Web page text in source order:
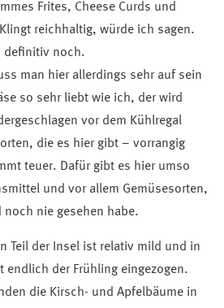
Frites, Cheese Curds und
reichhaltig, würde ich sagen.
definitiv noch.
man hier allerdings sehr auf sein
so sehr liebt wie ich, der wird
vor dem Kühlregal
die es hier gibt – vorrangig
teuer. Dafür gibt es hier umso
und vor allem Gemüsesorten,
nie gesehen habe.
Teil der Insel ist relativ mild und in
endlich der Frühling eingezogen.
die Kirsch- und Apfelbäume in